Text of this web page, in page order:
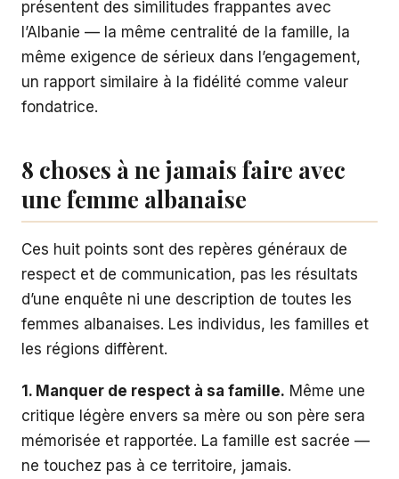
présentent des similitudes frappantes avec
l’Albanie — la même centralité de la famille, la
même exigence de sérieux dans l’engagement,
un rapport similaire à la fidélité comme valeur
fondatrice.
8 choses à ne jamais faire avec
une femme albanaise
Ces huit points sont des repères généraux de
respect et de communication, pas les résultats
d’une enquête ni une description de toutes les
femmes albanaises. Les individus, les familles et
les régions diffèrent.
1. Manquer de respect à sa famille. Même une
critique légère envers sa mère ou son père sera
mémorisée et rapportée. La famille est sacrée —
ne touchez pas à ce territoire, jamais.